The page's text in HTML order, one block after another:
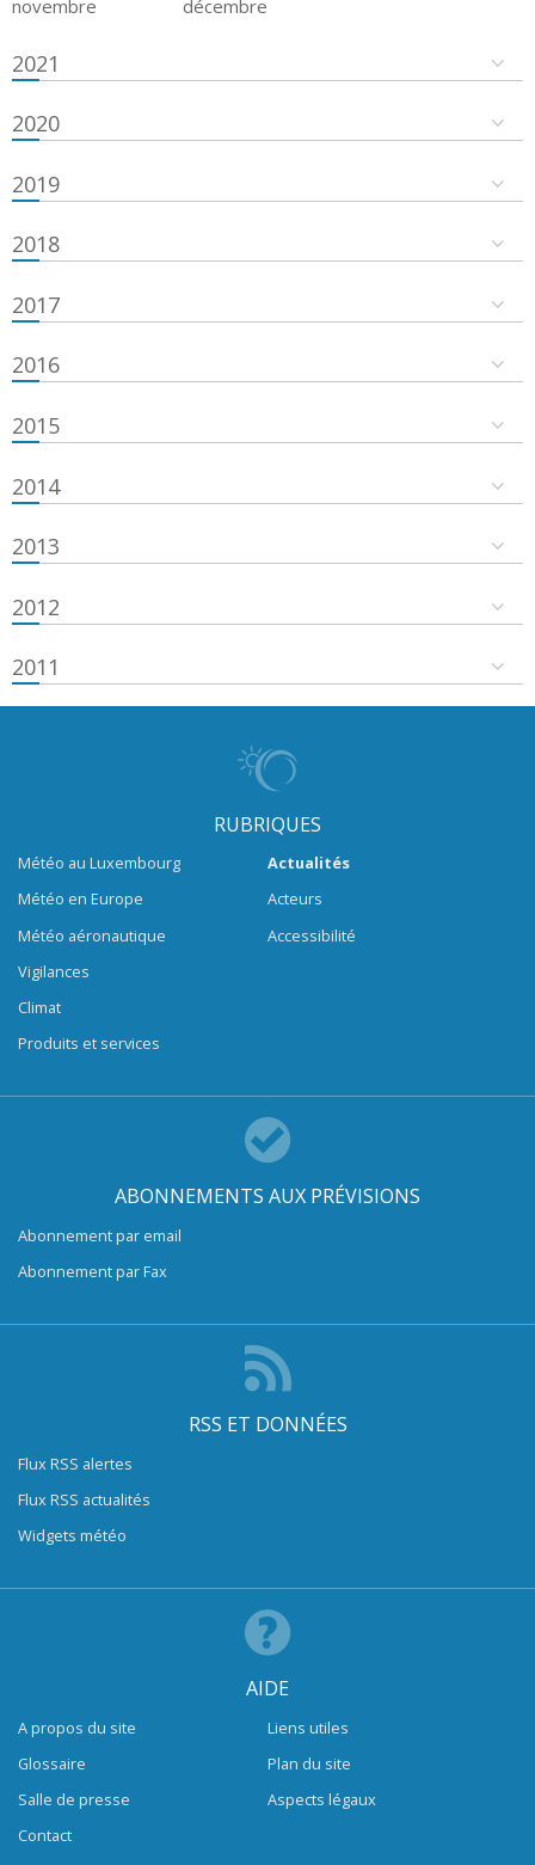
novembre
décembre
2021
2020
2019
2018
2017
2016
2015
2014
2013
2012
2011
RUBRIQUES
Météo au Luxembourg
Météo en Europe
Météo aéronautique
Vigilances
Climat
Produits et services
Actualités
Acteurs
Accessibilité
ABONNEMENTS AUX PRÉVISIONS
Abonnement par email
Abonnement par Fax
RSS ET DONNÉES
Flux RSS alertes
Flux RSS actualités
Widgets météo
AIDE
A propos du site
Glossaire
Salle de presse
Contact
Liens utiles
Plan du site
Aspects légaux